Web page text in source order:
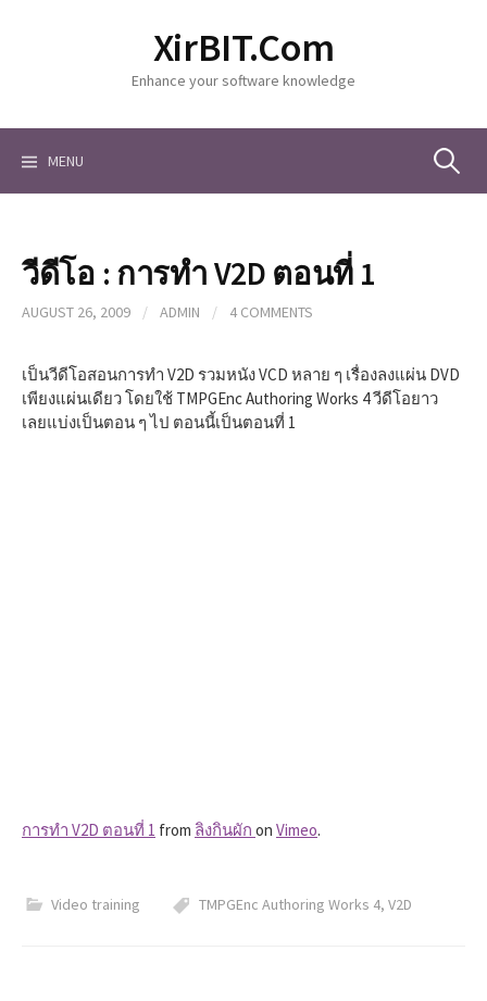
o
XirBIT.Com
Enhance your software knowledge
MENU S
วีดีโอ : การทำ V2D ตอนที่ 1
AUGUST 26, 2009 / ADMIN / 4 COMMENTS
เป็นวีดีโอสอนการทำ V2D รวมหนัง VCD หลาย ๆ เรื่องลงแผ่น DVD
เพียงแผ่นเดียว โดยใช้ TMPGEnc Authoring Works 4 วีดีโอยาว
เลยแบ่งเป็นตอน ๆ ไป ตอนนี้เป็นตอนที่ 1
การทำ V2D ตอนที่ 1 from ลิงกินผัก on Vimeo.
Video training TMPGEnc Authoring Works 4, V2D